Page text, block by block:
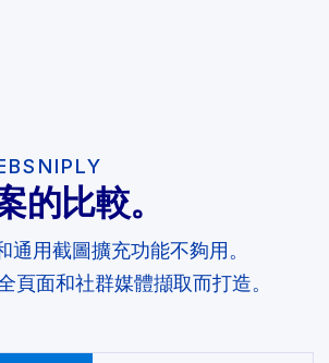
的比較。
通用截圖擴充功能不夠用。
頁面和社群媒體擷取而打造。